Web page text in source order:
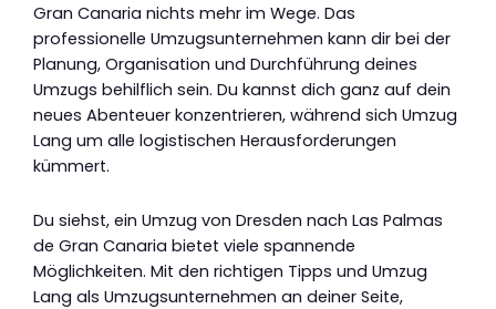
Gran Canaria nichts mehr im Wege. Das
professionelle Umzugsunternehmen kann dir bei der
Planung, Organisation und Durchführung deines
Umzugs behilflich sein. Du kannst dich ganz auf dein
neues Abenteuer konzentrieren, während sich Umzug
Lang um alle logistischen Herausforderungen
kümmert.
Du siehst, ein Umzug von Dresden nach Las Palmas
de Gran Canaria bietet viele spannende
Möglichkeiten. Mit den richtigen Tipps und Umzug
Lang als Umzugsunternehmen an deiner Seite,